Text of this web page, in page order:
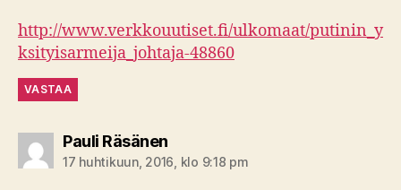
http://www.verkkouutiset.fi/ulkomaat/putinin_y
ksityisarmeija_johtaja-48860
VASTAA
Pauli Räsänensanoo:
17 huhtikuun, 2016, klo 9:18 pm